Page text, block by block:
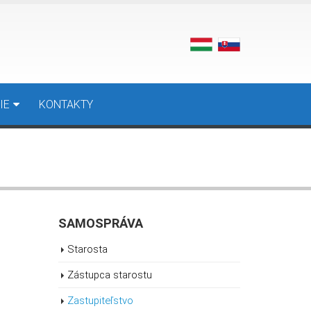
KONTAKTY
SAMOSPRÁVA
Starosta
Zástupca starostu
Zastupiteľstvo